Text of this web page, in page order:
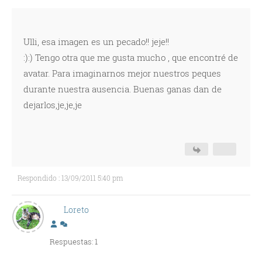
Ulli, esa imagen es un pecado!! jeje!!
:):) Tengo otra que me gusta mucho , que encontré de
avatar. Para imaginarnos mejor nuestros peques
durante nuestra ausencia. Buenas ganas dan de
dejarlos,je,je,je
Respondido : 13/09/2011 5:40 pm
Loreto
Respuestas: 1